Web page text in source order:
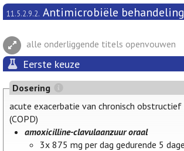
11.5.2.9.2. Antimicrobiële behandeling
alle onderliggende titels openvouwen
Eerste keuze
Dosering
acute exacerbatie van chronisch
(COPD)
amoxicilline-clavulaanzuur oraal
3x 875 mg per dag gedurende 5